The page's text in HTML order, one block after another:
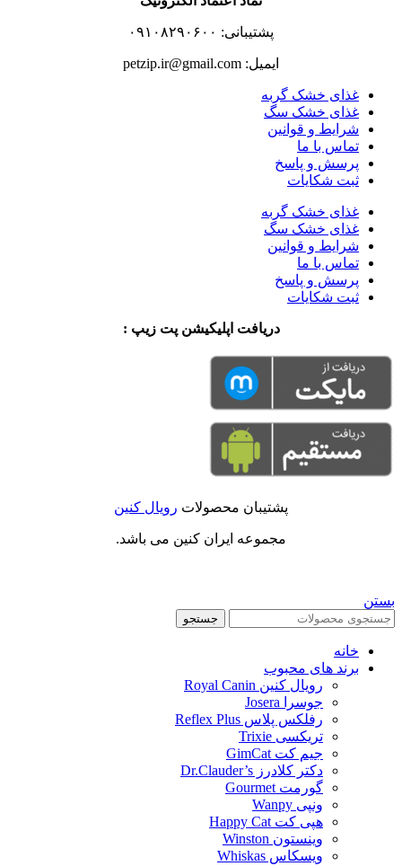
پشتیبانی: ۰۹۱۰۸۲۹۰۶۰۰
ایمیل: petzip.ir@gmail.com
غذای خشک گربه
غذای خشک سگ
شرایط و قوانین
تماس با ما
پرسش و پاسخ
ثبت شکایات
غذای خشک گربه
غذای خشک سگ
شرایط و قوانین
تماس با ما
پرسش و پاسخ
ثبت شکایات
دریافت اپلیکیشن پت زیپ :
پشتیبان محصولات رویال کنین
مجموعه ایران کنین می باشد.
بستن
جستجو
خانه
برند های محبوب
رویال کنین Royal Canin
جوسرا Josera
رفلکس پلاس Reflex Plus
تریکسی Trixie
جیم کت GimCat
دکتر کلادرز Dr.Clauder’s
گورمت Gourmet
ونپی Wanpy
هپی کت Happy Cat
وینستون Winston
ویسکاس Whiskas